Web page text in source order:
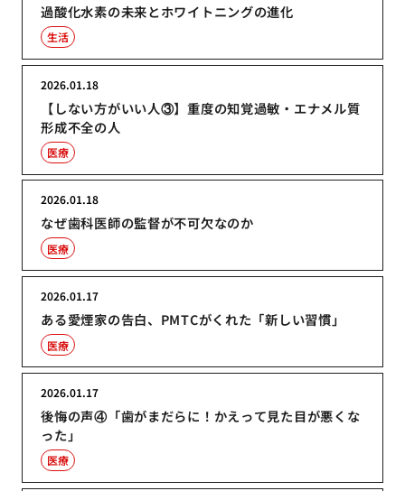
過酸化水素の未来とホワイトニングの進化
生活
【しない方がいい人③】重度の知覚過敏・エナメル質
形成不全の人
2026.01.18
医療
なぜ歯科医師の監督が不可欠なのか
2026.01.18
医療
ある愛煙家の告白、PMTCがくれた「新しい習慣」
2026.01.17
医療
後悔の声④「歯がまだらに！かえって見た目が悪くな
った」
2026.01.17
医療